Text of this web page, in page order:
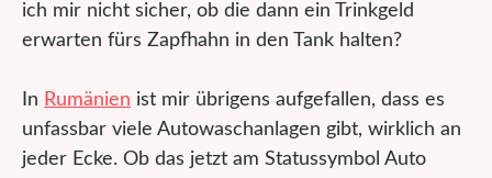
ich mir nicht sicher, ob die dann ein Trinkgeld
erwarten fürs Zapfhahn in den Tank halten?
In Rumänien ist mir übrigens aufgefallen, dass es
unfassbar viele Autowaschanlagen gibt, wirklich an
jeder Ecke. Ob das jetzt am Statussymbol Auto